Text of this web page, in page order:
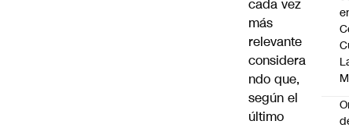
cada vez
más
relevante
considera
ndo que,
según el
último